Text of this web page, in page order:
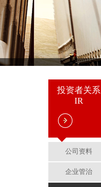
投资者关系
IR
公司资料
企业管治